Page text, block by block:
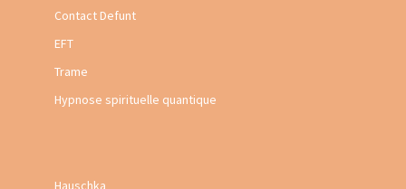
Contact Defunt
EFT
Trame
Hypnose spirituelle quantique
Hauschka